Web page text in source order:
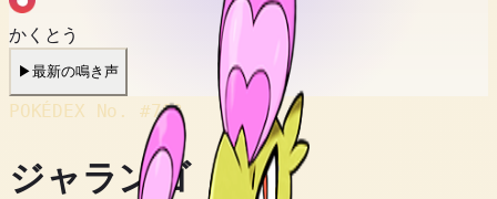
かくとう
▶最新の鳴き声
POKÉDEX No. #783
ジャランゴ